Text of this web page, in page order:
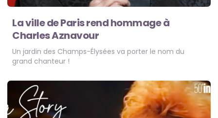
La ville de Paris rend hommage à
Charles Aznavour
Un jardin des Champs-Élysées va porter le nom du
grand chanteur !